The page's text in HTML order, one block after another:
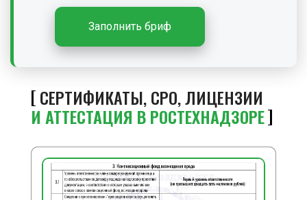
Заполнить бриф
СЕРТИФИКАТЫ, СРО, ЛИЦЕНЗИИ
И АТТЕСТАЦИЯ В РОСТЕХНАДЗОРЕ